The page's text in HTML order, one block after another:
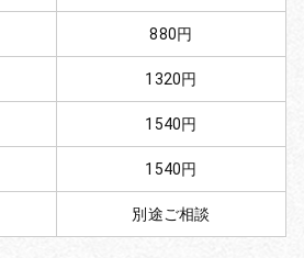
880円
1320円
1540円
1540円
別途ご相談